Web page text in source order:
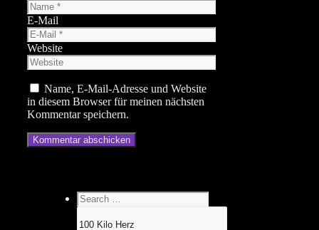
E-Mail
Website
Name, E-Mail-Adresse und Website
in diesem Browser für meinen nächsten
Kommentar speichern.